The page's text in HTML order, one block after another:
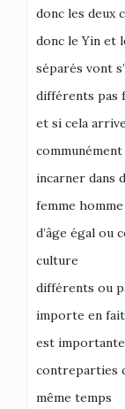
donc les deux
donc le Yin et
séparés vont
différents pas
et si cela
incarner dans
femme homme
d’âge égal ou
culture
différents ou
importe en
est importante
contreparties
même temps